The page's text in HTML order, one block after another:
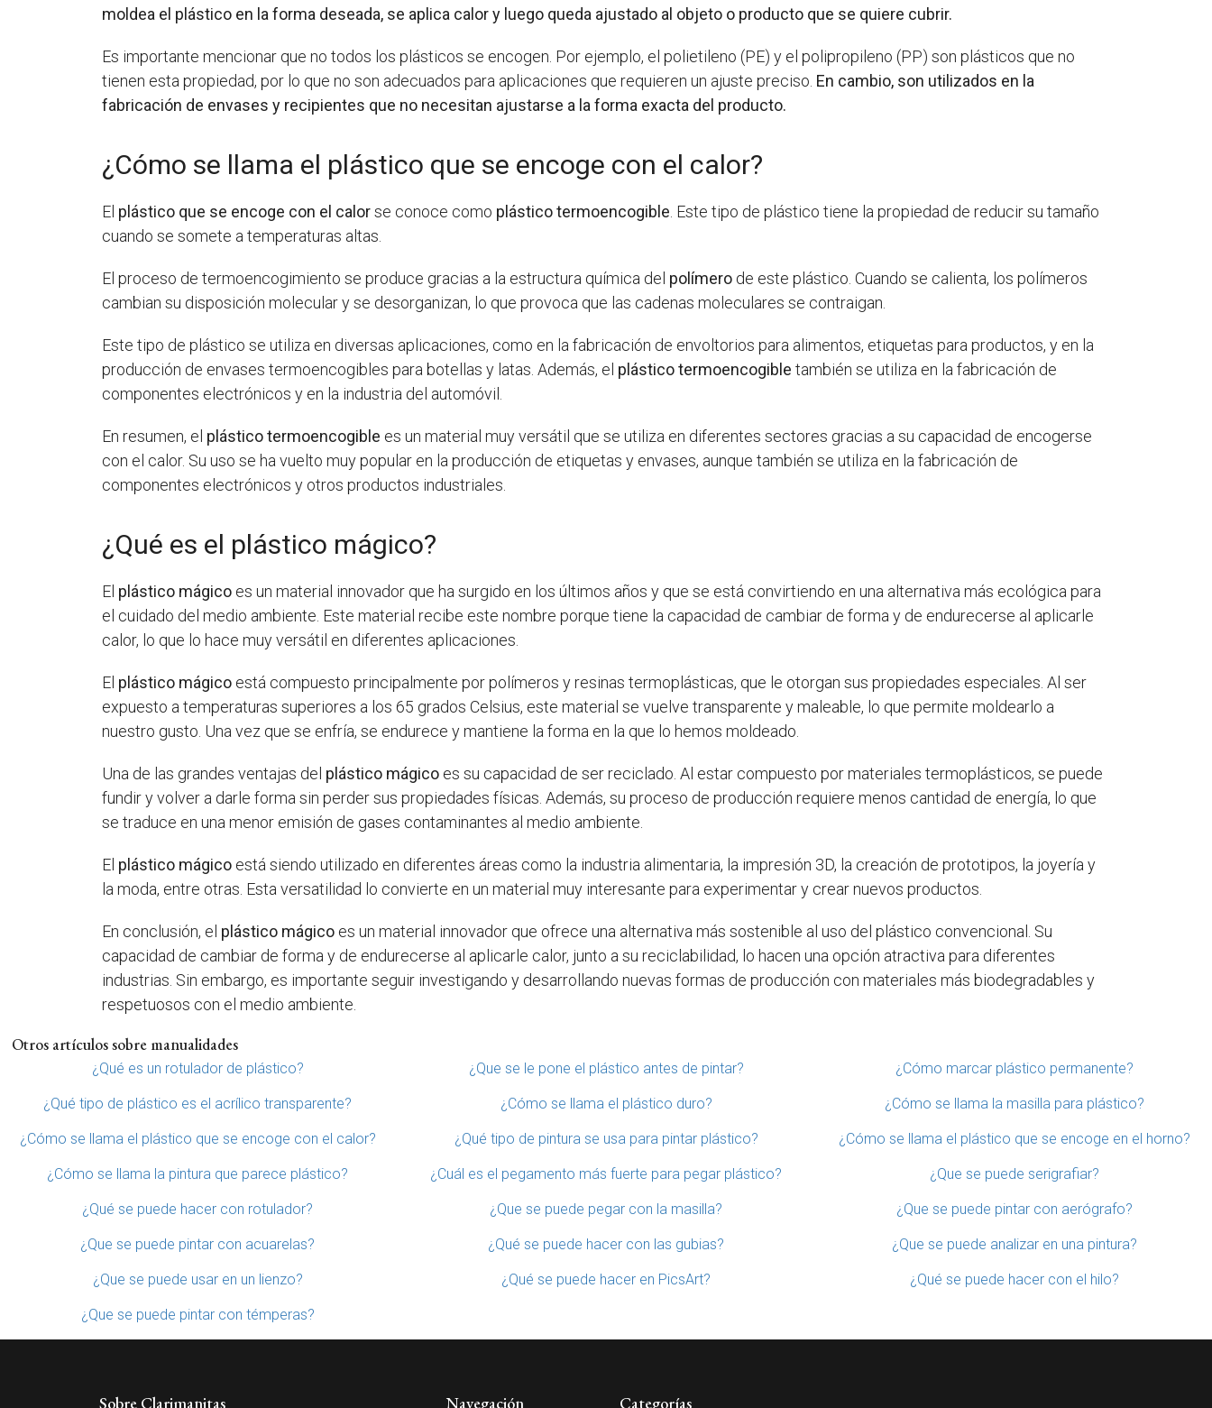
moldea el plástico en la forma deseada, se aplica calor y luego queda ajustado al objeto o producto que se quiere cubrir.
Es importante mencionar que no todos los plásticos se encogen. Por ejemplo, el polietileno (PE) y el polipropileno (PP) son plásticos que no
tienen esta propiedad, por lo que no son adecuados para aplicaciones que requieren un ajuste preciso. En cambio, son utilizados en la
fabricación de envases y recipientes que no necesitan ajustarse a la forma exacta del producto.
¿Cómo se llama el plástico que se encoge con el calor?
El plástico que se encoge con el calorse conoce como plástico termoencogible . Este tipo de plástico tiene la propiedad de reducir su tamaño
cuando se somete a temperaturas altas.
El proceso de termoencogimiento se produce gracias a la estructura química del polímero de este plástico. Cuando se calienta, los polímeros
cambian su disposición molecular y se desorganizan, lo que provoca que las cadenas moleculares se contraigan.
Este tipo de plástico se utiliza en diversas aplicaciones, como en la fabricación de envoltorios para alimentos, etiquetas para productos, y en la
producción de envases termoencogibles para botellas y latas. Además, el plástico termoencogible también se utiliza en la fabricación de
componentes electrónicos y en la industria del automóvil.
En resumen, el plástico termoencogible es un material muy versátil que se utiliza en diferentes sectores gracias a su capacidad de encogerse
con el calor. Su uso se ha vuelto muy popular en la producción de etiquetas y envases, aunque también se utiliza en la fabricación de
componentes electrónicos y otros productos industriales.
¿Qué es el plástico mágico?
El plástico mágico es un material innovador que ha surgido en los últimos años y que se está convirtiendo en una alternativa más ecológica para
el cuidado del medio ambiente. Este material recibe este nombre porque tiene la capacidad de cambiar de forma y de endurecerse al aplicarle
calor, lo que lo hace muy versátil en diferentes aplicaciones.
El plástico mágico está compuesto principalmente por polímeros y resinas termoplásticas, que le otorgan sus propiedades especiales. Al ser
expuesto a temperaturas superiores a los 65 grados Celsius, este material se vuelve transparente y maleable, lo que permite moldearlo a
nuestro gusto. Una vez que se enfría, se endurece y mantiene la forma en la que lo hemos moldeado.
Una de las grandes ventajas del plástico mágico es su capacidad de ser reciclado. Al estar compuesto por materiales termoplásticos, se puede
fundir y volver a darle forma sin perder sus propiedades físicas. Además, su proceso de producción requiere menos cantidad de energía, lo que
se traduce en una menor emisión de gases contaminantes al medio ambiente.
El plástico mágico está siendo utilizado en diferentes áreas como la industria alimentaria, la impresión 3D, la creación de prototipos, la joyería y
la moda, entre otras. Esta versatilidad lo convierte en un material muy interesante para experimentar y crear nuevos productos.
En conclusión, el plástico mágico es un material innovador que ofrece una alternativa más sostenible al uso del plástico convencional. Su
capacidad de cambiar de forma y de endurecerse al aplicarle calor, junto a su reciclabilidad, lo hacen una opción atractiva para diferentes
industrias. Sin embargo, es importante seguir investigando y desarrollando nuevas formas de producción con materiales más biodegradables y
respetuosos con el medio ambiente.
Otros artículos sobre manualidades
¿Qué es un rotulador de plástico? ¿Que se le pone el plástico antes de pintar? ¿Cómo marcar plástico permanente?
¿Qué tipo de plástico es el acrílico transparente? ¿Cómo se llama el plástico duro? ¿Cómo se llama la masilla para plástico?
¿Cómo se llama el plástico que se encoge con el calor? ¿Qué tipo de pintura se usa para pintar plástico? ¿Cómo se llama el plástico que se encoge en el horno?
¿Cómo se llama la pintura que parece plástico? ¿Cuál es el pegamento más fuerte para pegar plástico? ¿Que se puede serigrafiar?
¿Qué se puede hacer con rotulador? ¿Que se puede pegar con la masilla? ¿Que se puede pintar con aerógrafo?
¿Que se puede pintar con acuarelas? ¿Qué se puede hacer con las gubias? ¿Que se puede analizar en una pintura?
¿Que se puede usar en un lienzo? ¿Qué se puede hacer en PicsArt? ¿Qué se puede hacer con el hilo?
¿Que se puede pintar con témperas?
Sobre Clarimanitas Navegación Categorías